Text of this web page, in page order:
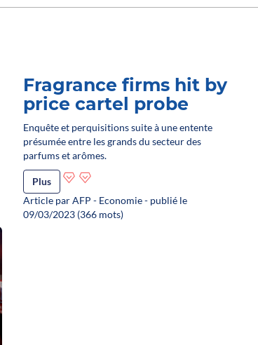
Fragrance firms hit by
price cartel probe
Enquête et perquisitions suite à une entente
présumée entre les grands du secteur des
parfums et arômes.
Plus
Article par AFP - Economie - publié le
09/03/2023 (366 mots)